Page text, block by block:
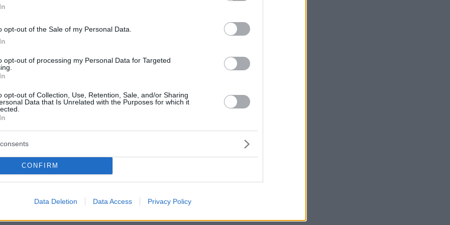
opt-out of the Sale of my Personal Data.
opt-out of processing my Personal Data for Targeted
opt-out of Collection, Use, Retention, Sale, and/or Sharing
Data that Is Unrelated with the Purposes for which it
CONFIRM
Data Deletion Data Access Privacy Policy
μοιραστείτε το ταξίδι
απευθύνεται σε όλους και
Περισσότερες ανακοινώσεις